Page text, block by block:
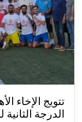
تتويج الإخاء
الدرجة الثانية